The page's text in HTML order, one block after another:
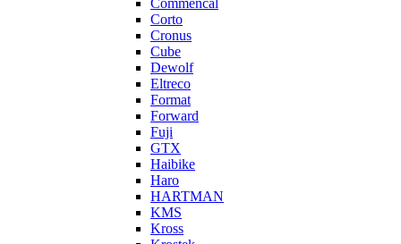
Commencal
Corto
Cronus
Cube
Dewolf
Eltreco
Format
Forward
Fuji
GTX
Haibike
Haro
HARTMAN
KMS
Kross